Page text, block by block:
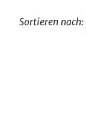
Sortieren nach